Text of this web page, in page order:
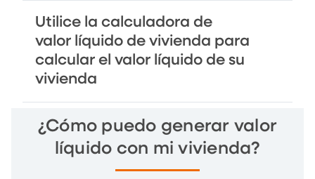
Utilice la calculadora de
valor líquido de vivienda para
calcular el valor líquido de su
vivienda
¿Cómo puedo generar valor
líquido con mi vivienda?